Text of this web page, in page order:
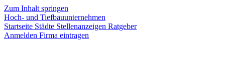
Zum Inhalt springen
Hoch- und Tiefbauunternehmen
Startseite Städte Stellenanzeigen Ratgeber
Anmelden Firma eintragen